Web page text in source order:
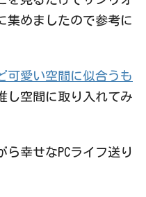
集めましたので参考に
可愛い空間に似合うも
し空間に取り入れてみ
幸せなPCライフ送り